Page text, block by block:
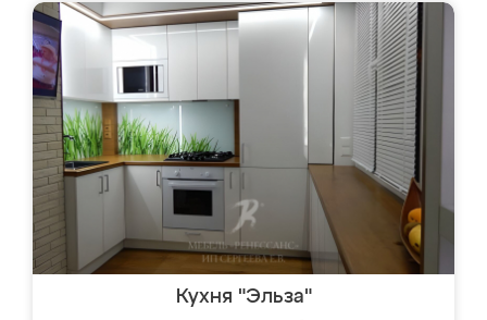
Кухня "Эльза"